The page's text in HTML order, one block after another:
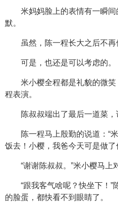
米妈妈脸上的表情有一瞬
默。
虽然，陈一程长大之后不再
可是，也还是可以考虑的。
米小樱全程都是礼貌的微
程表演。
陈叔叔端出了最后一道菜
陈一程马上殷勤的说道：“
饭去！小樱，我爸今天可是做
“谢谢陈叔叔。”米小樱马上
“跟我客气啥呢？快坐下！”
的脸蛋，都快看不到眼睛了。